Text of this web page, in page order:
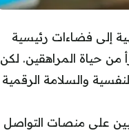
إلى فضاءات رئيسية
من حياة المراهقين. لكن
والسلامة الرقمية
مثاليين على منصات التواصل